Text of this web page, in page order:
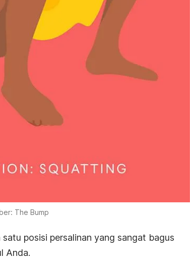
The Bump
posisi persalinan yang sangat bagus
Anda.